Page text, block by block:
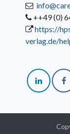
++49 (0)
https://
verlag.de/